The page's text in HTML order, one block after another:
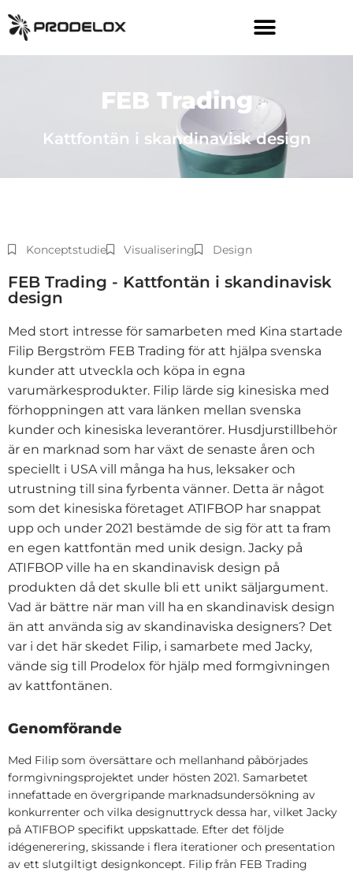
Skip
to
FEB Trading
Kattfontän i skandinavisk design
Konceptstudie Visualisering Design
FEB Trading - Kattfontän i skandinavisk
design
Med stort intresse för samarbeten med Kina startade
Filip Bergström FEB Trading för att hjälpa svenska
kunder att utveckla och köpa in egna
varumärkesprodukter. Filip lärde sig kinesiska med
förhoppningen att vara länken mellan svenska
kunder och kinesiska leverantörer. Husdjurstillbehör
är en marknad som har växt de senaste åren och
speciellt i USA vill många ha hus, leksaker och
utrustning till sina fyrbenta vänner. Detta är något
som det kinesiska företaget ATIFBOP har snappat
upp och under 2021 bestämde de sig för att ta fram
en egen kattfontän med unik design. Jacky på
ATIFBOP ville ha en skandinavisk design på
produkten då det skulle bli ett unikt säljargument.
Vad är bättre när man vill ha en skandinavisk design
än att använda sig av skandinaviska designers? Det
var i det här skedet Filip, i samarbete med Jacky,
vände sig till Prodelox för hjälp med formgivningen
av kattfontänen.
Genomförande
Med Filip som översättare och mellanhand påbörjades
formgivningsprojektet under hösten 2021. Samarbetet
innefattade en övergripande marknadsundersökning av
konkurrenter och vilka designuttryck dessa har, vilket Jacky
på ATIFBOP specifikt uppskattade. Efter det följde
idégenerering, skissande i flera iterationer och presentation
av ett slutgiltigt designkoncept. Filip från FEB Trading